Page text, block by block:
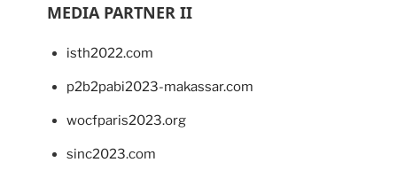
MEDIA PARTNER II
isth2022.com
p2b2pabi2023-makassar.com
wocfparis2023.org
sinc2023.com